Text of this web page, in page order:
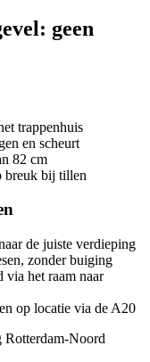
geen
trappenhuis
en scheurt
82 cm
breuk bij tillen
de juiste verdieping
zonder buiging
via het raam naar
op locatie via de A20